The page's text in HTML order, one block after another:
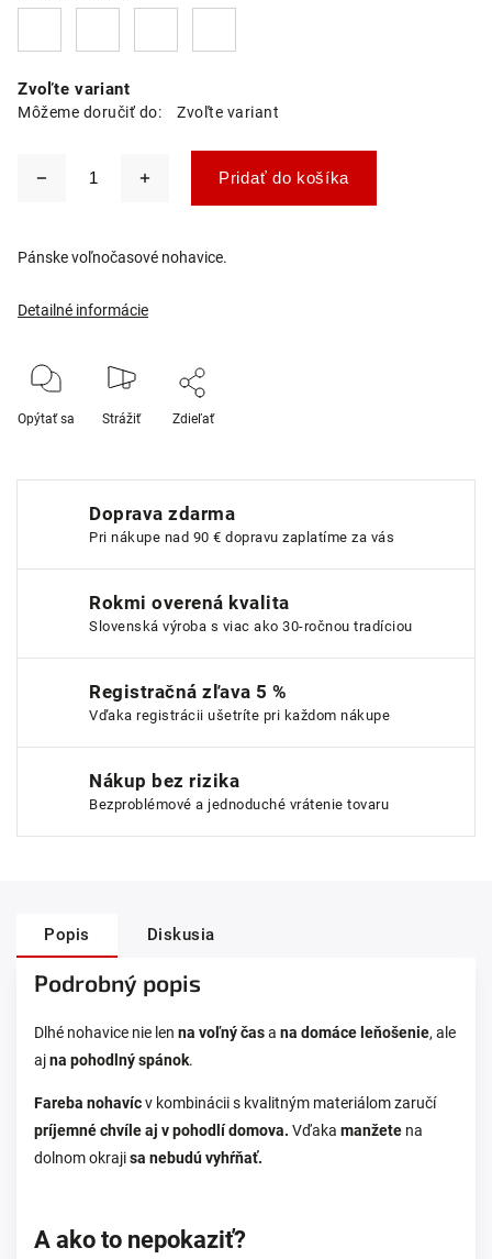
Zvoľte variant
Môžeme doručiť do: Zvoľte variant
Pridať do košíka
Pánske voľnočasové nohavice.
Detailné informácie
Opýtať sa Strážiť Zdieľať
Doprava zdarma
Pri nákupe nad 90 € dopravu zaplatíme za vás
Rokmi overená kvalita
Slovenská výroba s viac ako 30-ročnou tradíciou
Registračná zľava 5 %
Vďaka registrácii ušetríte pri každom nákupe
Nákup bez rizika
Bezproblémové a jednoduché vrátenie tovaru
Popis Diskusia
Podrobný popis
Dlhé nohavice nie len na voľný časa na domáce leňošenie, ale
ajna pohodlný spánok.
Fareba nohavícv kombinácii s kvalitným materiálom zaručí
príjemné chvíle aj v pohodlí domova. Vďaka manžete na
dolnom okrajisa nebudú vyhŕňať.
A ako to nepokaziť?